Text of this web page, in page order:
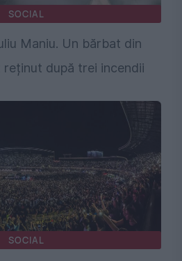
SOCIAL
Maniu. Un bărbat din
după trei incendii
SOCIAL